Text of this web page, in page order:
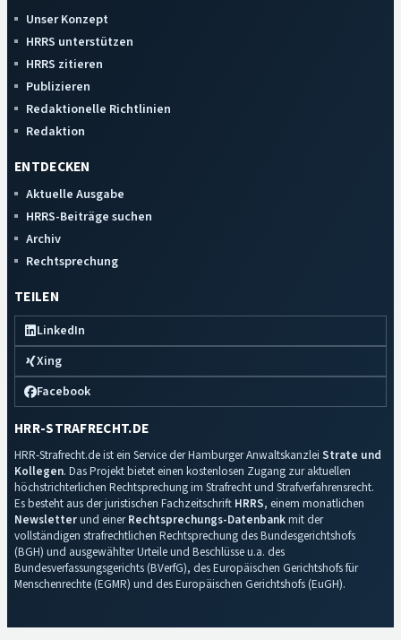
Unser Konzept
HRRS unterstützen
HRRS zitieren
Publizieren
Redaktionelle Richtlinien
Redaktion
ENTDECKEN
Aktuelle Ausgabe
HRRS-Beiträge suchen
Archiv
Rechtsprechung
TEILEN
LinkedIn
Xing
Facebook
HRR-STRAFRECHT.DE
HRR-Strafrecht.de ist ein Service der Hamburger Anwaltskanzlei Strate und
Kollegen. Das Projekt bietet einen kostenlosen Zugang zur aktuellen
höchstrichterlichen Rechtsprechung im Strafrecht und Strafverfahrensrecht.
Es besteht aus der juristischen Fachzeitschrift HRRS, einem monatlichen
Newsletterund einerRechtsprechungs-Datenbankmit der
vollständigen strafrechtlichen Rechtsprechung des Bundesgerichtshofs
(BGH) und ausgewählter Urteile und Beschlüsse u.a. des
Bundesverfassungsgerichts (BVerfG), des Europäischen Gerichtshofs für
Menschenrechte (EGMR) und des Europäischen Gerichtshofs (EuGH).